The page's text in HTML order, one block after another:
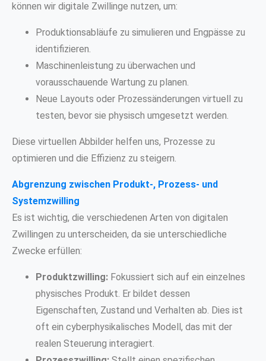
können wir digitale Zwillinge nutzen, um:
Produktionsabläufe zu simulieren und Engpässe zu
identifizieren.
Maschinenleistung zu überwachen und
vorausschauende Wartung zu planen.
Neue Layouts oder Prozessänderungen virtuell zu
testen, bevor sie physisch umgesetzt werden.
Diese virtuellen Abbilder helfen uns, Prozesse zu
optimieren und die Effizienz zu steigern.
Abgrenzung zwischen Produkt-, Prozess- und
Systemzwilling
Es ist wichtig, die verschiedenen Arten von digitalen
Zwillingen zu unterscheiden, da sie unterschiedliche
Zwecke erfüllen:
Produktzwilling: Fokussiert sich auf ein einzelnes
physisches Produkt. Er bildet dessen
Eigenschaften, Zustand und Verhalten ab. Dies ist
oft ein cyberphysikalisches Modell, das mit der
realen Steuerung interagiert.